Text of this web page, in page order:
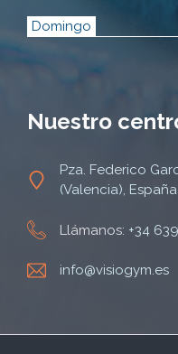
Domingo
Nuestro
Pza. Federico
(Valencia), España
Llámanos: +34
info@visiogym.es